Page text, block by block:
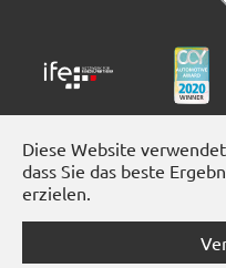
Diese Website
dass Sie das beste
erzielen.